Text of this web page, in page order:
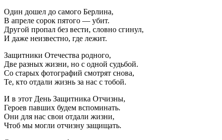
Один дошел до самого Берлина,
В апреле сорок пятого — убит.
Другой пропал без вести, словно сгинул,
И даже неизвестно, где лежит.
Защитники Отечества родного,
Две разных жизни, но с одной судьбой.
Со старых фотографий смотрят снова,
Те, кто отдали жизнь за нас с тобой.
И в этот День Защитника Отчизны,
Героев павших будем вспоминать.
Они для нас свои отдали жизни,
Чтоб мы могли отчизну защищать.